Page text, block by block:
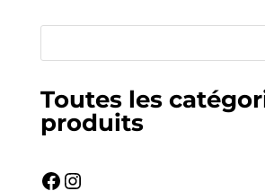
Toutes les
produits
Facebook
Instagram